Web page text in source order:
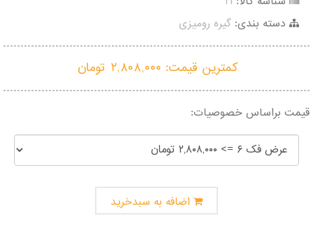
دسته بندی: گیره رومیزی
کمترین قیمت: ۲,۸۰۸,۰۰۰ تومان
قیمت براساس خصوصیات:
اضافه به سبدخرید